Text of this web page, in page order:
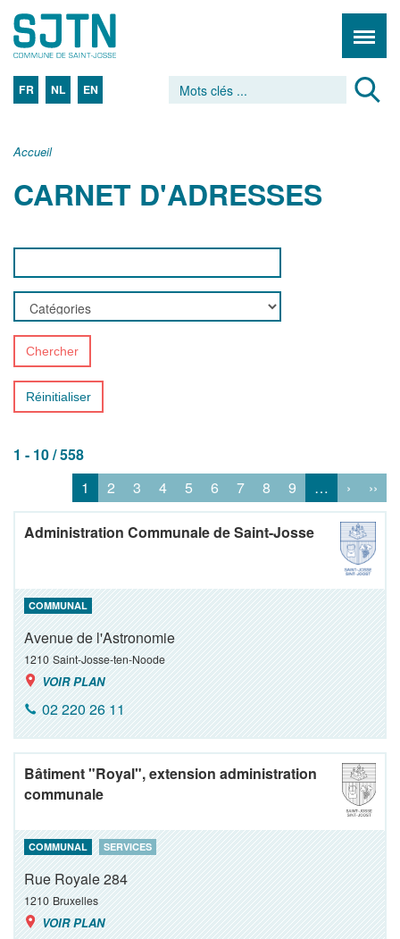
FR NL EN
Accueil
CARNET D'ADRESSES
Chercher
Réinitialiser
1 - 10 / 558
1
2 3 4 5 6 7 8 9 … › ››
Administration Communale de Saint-Josse
COMMUNAL
Avenue de l'Astronomie
1210 Saint-Josse-ten-Noode
VOIR PLAN
02 220 26 11
Bâtiment "Royal", extension administration
communale
COMMUNAL SERVICES
Rue Royale 284
1210 Bruxelles
VOIR PLAN